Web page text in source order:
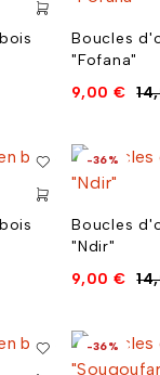
Boucles
"Fofana"
9,00 €
-36%
Boucles
"Ndir"
9,00 €
-36%